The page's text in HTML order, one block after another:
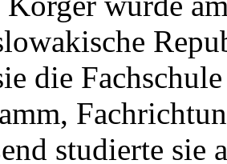
die
studierte sie